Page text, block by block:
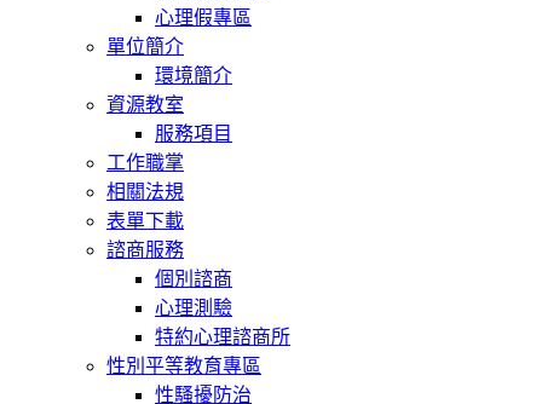
心理假專區
單位簡介
環境簡介
資源教室
服務項目
工作職掌
相關法規
表單下載
諮商服務
個別諮商
心理測驗
特約心理諮商所
性別平等教育專區
性騷擾防治